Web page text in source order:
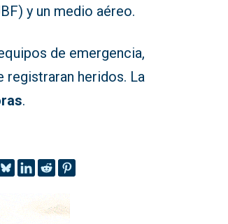
y un medio aéreo.
de emergencia,
registraran heridos. La
.